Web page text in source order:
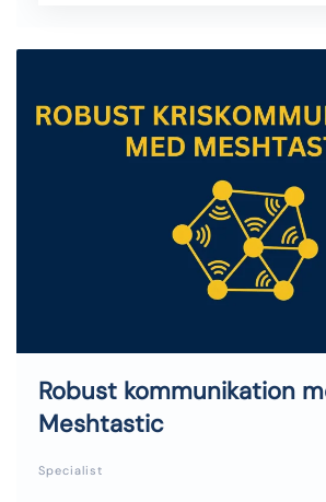
Robust kommunikation
Meshtastic
Specialist